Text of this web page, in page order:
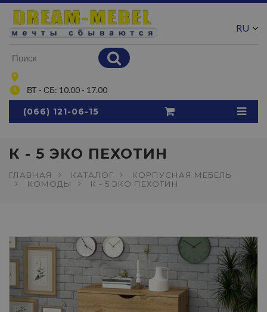
ВТ - СБ: 10.00 - 17.00
RU
(066) 121-06-15
К - 5 ЭКО ПЕХОТИН
ГЛАВНАЯ КАТАЛОГ
КОРПУСНАЯ МЕБЕЛЬ
КОМОДЫ
К - 5 ЭКО ПЕХОТИН